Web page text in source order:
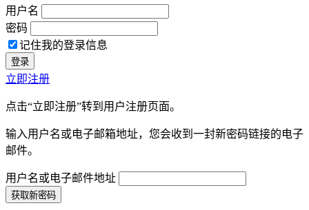
用户名
密码
记住我的登录信息
立即注册
点击“立即注册”转到用户注册页面。
输入用户名或电子邮箱地址，您会收到一封新密码链接的电子
邮件。
用户名或电子邮件地址